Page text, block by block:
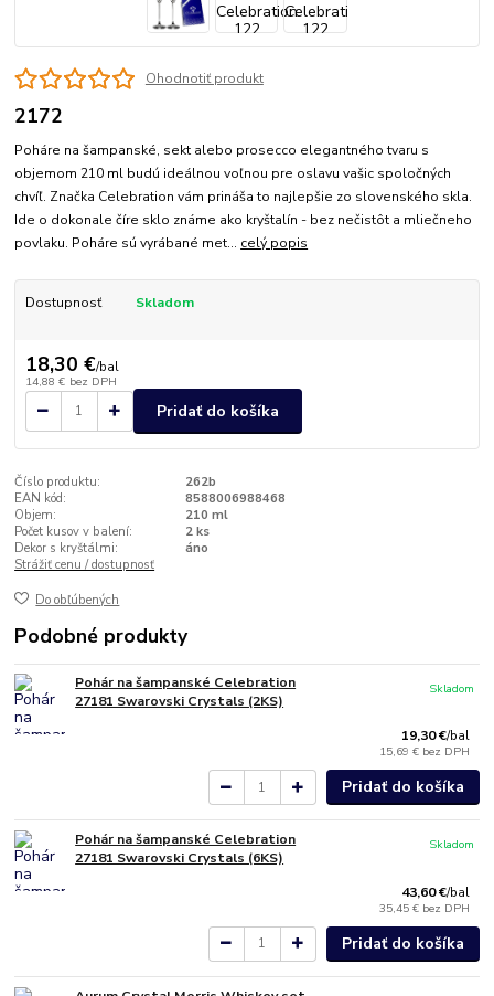
Ohodnotiť produkt
2172
Poháre na šampanské, sekt alebo prosecco elegantného tvaru s
objemom 210 ml budú ideálnou voľnou pre oslavu vašic spoločných
chvíľ. Značka Celebration vám prináša to najlepšie zo slovenského skla.
Ide o dokonale číre sklo známe ako kryštalín - bez nečistôt a mliečneho
povlaku. Poháre sú vyrábané met... celý popis
Dostupnosť Skladom
18,30 €/bal
14,88 € bez DPH
Pridať do košíka
Číslo produktu:
262b
EAN kód:
8588006988468
Objem:
210 ml
Počet kusov v balení:
2 ks
Dekor s kryštálmi:
áno
Strážiť cenu / dostupnosť
Do obľúbených
Podobné produkty
Pohár na šampanské Celebration
27181 Swarovski Crystals (2KS)
19,30 €/bal
15,69 € bez DPH
Skladom
Pridať do košíka
Pohár na šampanské Celebration
27181 Swarovski Crystals (6KS)
43,60 €/bal
35,45 € bez DPH
Skladom
Pridať do košíka